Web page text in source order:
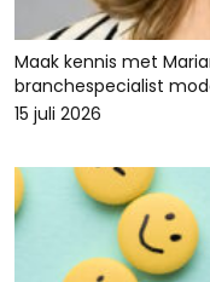
Maak kennis met
branchespecialist
15 juli 2026